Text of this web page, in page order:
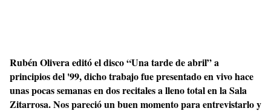
Rubén Olivera editó el disco “Una tarde de abril” a
principios del '99, dicho trabajo fue presentado en vivo hace
unas pocas semanas en dos recitales a lleno total en la Sala
Zitarrosa. Nos pareció un buen momento para entrevistarlo y